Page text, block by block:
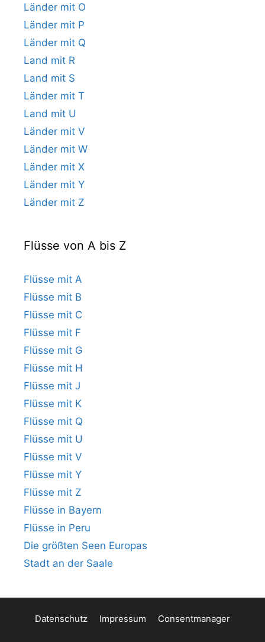
Länder mit O
Länder mit P
Länder mit Q
Land mit R
Land mit S
Länder mit T
Land mit U
Länder mit V
Länder mit W
Länder mit X
Länder mit Y
Länder mit Z
Flüsse von A bis Z
Flüsse mit A
Flüsse mit B
Flüsse mit C
Flüsse mit F
Flüsse mit G
Flüsse mit H
Flüsse mit J
Flüsse mit K
Flüsse mit Q
Flüsse mit U
Flüsse mit V
Flüsse mit Y
Flüsse mit Z
Flüsse in Bayern
Flüsse in Peru
Die größten Seen Europas
Stadt an der Saale
Datenschutz Impressum Consentmanager